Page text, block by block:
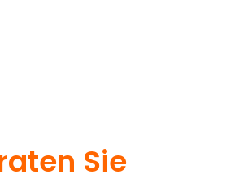
Sie